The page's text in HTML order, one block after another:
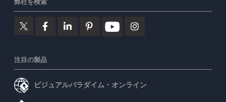
注目の製品
ビジュアルパラダイム・オンライン